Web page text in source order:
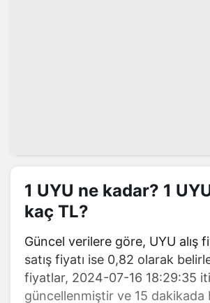
1 UYU ne kadar? 1
kaç TL?
Güncel verilere göre, UYU alış
satış fiyatı ise 0,82 olarak
fiyatlar, 2024-07-16 18:29:35
güncellenmiştir ve 15 dakikada